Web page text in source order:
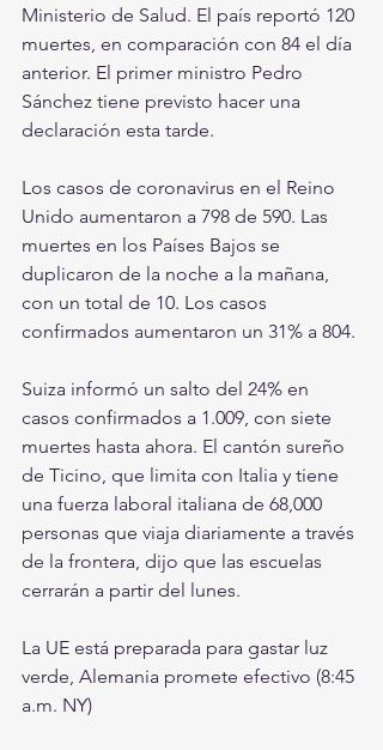
Ministerio de Salud. El país reportó 120
muertes, en comparación con 84 el día
anterior. El primer ministro Pedro
Sánchez tiene previsto hacer una
declaración esta tarde.
Los casos de coronavirus en el Reino
Unido aumentaron a 798 de 590. Las
muertes en los Países Bajos se
duplicaron de la noche a la mañana,
con un total de 10. Los casos
confirmados aumentaron un 31% a 804.
Suiza informó un salto del 24% en
casos confirmados a 1.009, con siete
muertes hasta ahora. El cantón sureño
de Ticino, que limita con Italia y tiene
una fuerza laboral italiana de 68,000
personas que viaja diariamente a través
de la frontera, dijo que las escuelas
cerrarán a partir del lunes.
La UE está preparada para gastar luz
verde, Alemania promete efectivo (8:45
a.m. NY)